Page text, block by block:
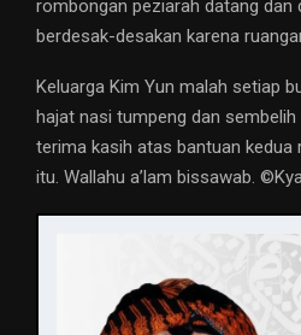
rombongan peziarah datang dan
berdesak-desakan karena
Keluarga Kim Yun malah setiap
hajat nasi tumpeng dan
terima kasih atas bantuan kedua
itu. Wallahu a’lam bissawab.